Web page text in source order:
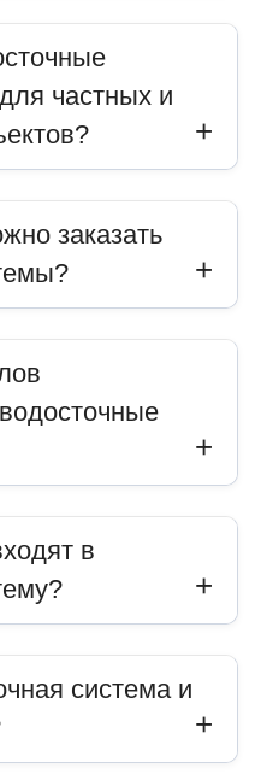
частных и
заказать
в
система и